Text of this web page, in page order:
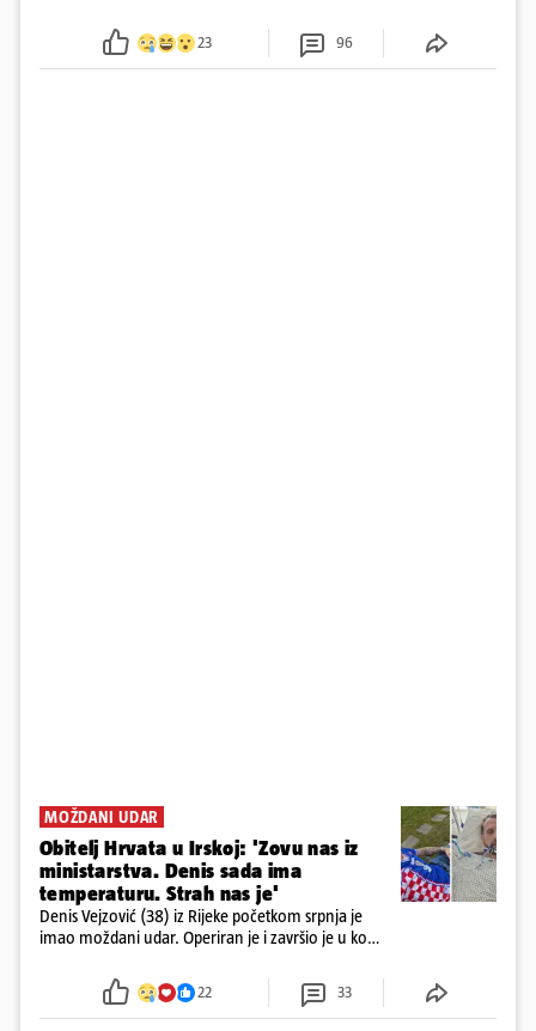
23 96
MOŽDANI UDAR
Obitelj Hrvata u Irskoj: 'Zovu nas iz
ministarstva. Denis sada ima
temperaturu. Strah nas je'
Denis Vejzović (38) iz Rijeke početkom srpnja je
imao moždani udar. Operiran je i završio je u komi.
tamošnji liječnici ne vjeruju u oporavak: 'Imamo
22 33